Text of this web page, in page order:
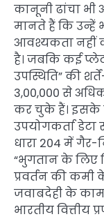
कानूनी ढांचा भी
मानते हैं कि
आवश्यकता नहीं
है। जबकि कई
उपस्थिति” की
3,00,000 से
कर चुके हैं। इसके
उपयोगकर्ता
धारा 204 में
“भुगतान के लिए
प्रवर्तन की कमी
जवाबदेही के
भारतीय वित्तीय